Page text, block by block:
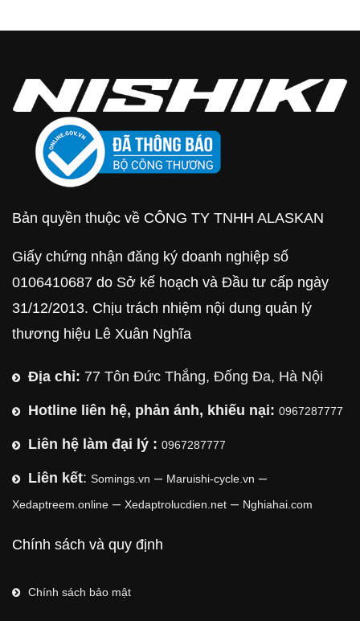
Bản quyền thuộc về CÔNG TY TNHH ALASKAN
Giấy chứng nhận đăng ký doanh nghiệp số
0106410687 do Sở kế hoạch và Đầu tư cấp ngày
31/12/2013. Chịu trách nhiệm nội dung quản lý
thương hiệu Lê Xuân Nghĩa
Địa chỉ: 77 Tôn Đức Thắng, Đống Đa, Hà Nội
Hotline liên hệ, phản ánh, khiếu nại: 0967287777
Liên hệ làm đại lý : 0967287777
Liên kết: Somings.vn – Maruishi-cycle.vn –
Xedaptreem.online – Xedaptrolucdien.net – Nghiahai.com
Chính sách và quy định
Chính sách bảo mật